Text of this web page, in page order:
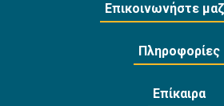
Επικοινωνήστε
Πληροφορίες
Επίκαιρα